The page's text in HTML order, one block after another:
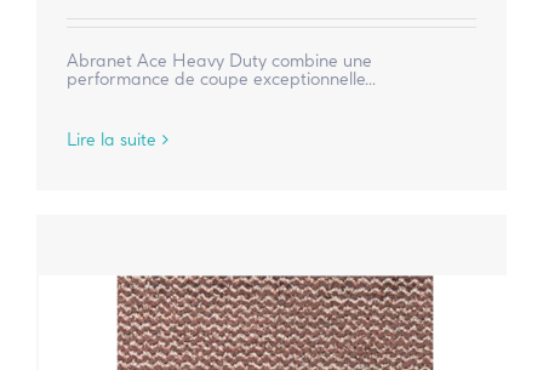
Abranet Ace Heavy Duty combine une
performance de coupe exceptionnelle...
Lire la suite